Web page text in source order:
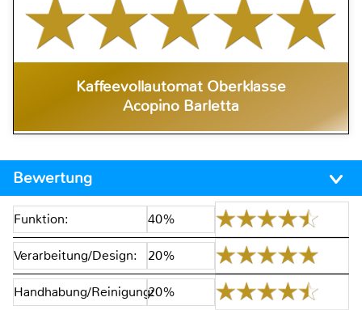
Kaffeevollautomat Oberklasse
Acopino Barletta
Bewertung
Funktion: 40%
Verarbeitung/Design: 20%
Handhabung/Reinigung:20%